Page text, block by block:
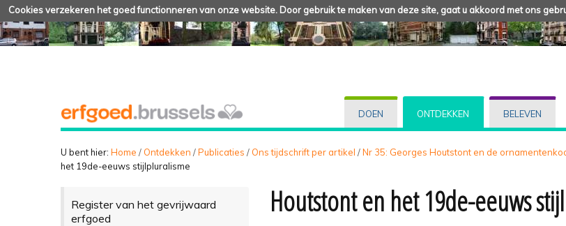
Cookies verzekeren het goed functionneren van onze website. Door gebruik te maken van deze site, gaat u akkoord met ons
DOEN ONTDEKKEN BELEVEN
U bent hier: Home / Ontdekken /Publicaties / Ons tijdschrift per artikel /Nr 35: Georges Houtstont en de
het 19de-eeuws stijlpluralisme
Register van het gevrijwaard
erfgoed
Houtstont en het 19de-eeuws